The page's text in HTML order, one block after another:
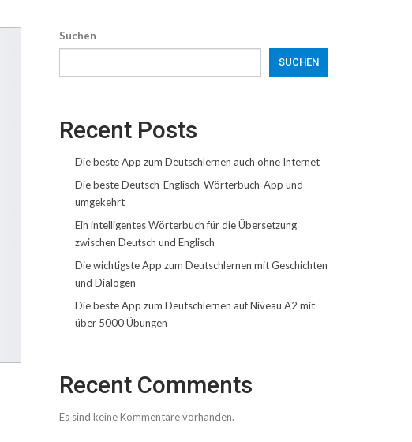
Suchen
SUCHEN
Recent Posts
Die beste App zum Deutschlernen auch ohne Internet
Die beste Deutsch-Englisch-Wörterbuch-App und
umgekehrt
Ein intelligentes Wörterbuch für die Übersetzung
zwischen Deutsch und Englisch
Die wichtigste App zum Deutschlernen mit Geschichten
und Dialogen
Die beste App zum Deutschlernen auf Niveau A2 mit
über 5000 Übungen
Recent Comments
Es sind keine Kommentare vorhanden.